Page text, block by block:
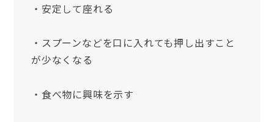
・安定して座れる
・スプーンなどを口に入れても押し出すこと
が少なくなる
・食べ物に興味を示す